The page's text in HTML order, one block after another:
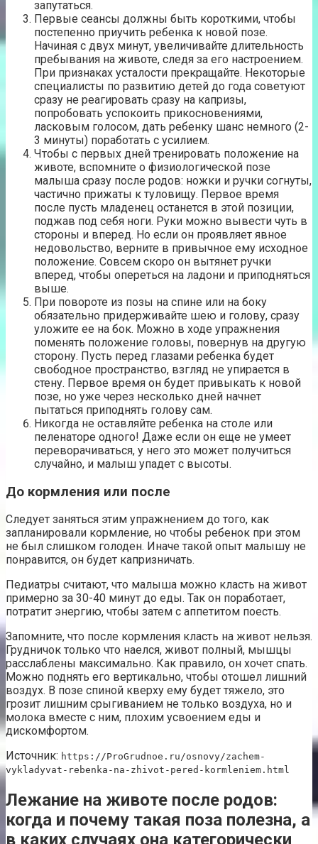
запутаться.
Первые сеансы должны быть короткими, чтобы
постепенно приучить ребенка к новой позе.
Начиная с двух минут, увеличивайте длительность
пребывания на животе, следя за его настроением.
При признаках усталости прекращайте. Некоторые
специалисты по развитию детей до года советуют
сразу не реагировать сразу на капризы,
попробовать успокоить прикосновениями,
ласковым голосом, дать ребенку шанс немного (2-
3 минуты) поработать с усилием.
Чтобы с первых дней тренировать положение на
животе, вспомните о физиологической позе
малыша сразу после родов: ножки и ручки согнуты,
частично прижаты к туловищу. Первое время
после пусть младенец останется в этой позиции,
поджав под себя ноги. Руки можно вывести чуть в
стороны и вперед. Но если он проявляет явное
недовольство, верните в привычное ему исходное
положение. Совсем скоро он вытянет ручки
вперед, чтобы опереться на ладони и приподняться
выше.
При повороте из позы на спине или на боку
обязательно придерживайте шею и голову, сразу
уложите ее на бок. Можно в ходе упражнения
поменять положение головы, повернув на другую
сторону. Пусть перед глазами ребенка будет
свободное пространство, взгляд не упирается в
стену. Первое время он будет привыкать к новой
позе, но уже через несколько дней начнет
пытаться приподнять голову сам.
Никогда не оставляйте ребенка на столе или
пеленаторе одного! Даже если он еще не умеет
переворачиваться, у него это может получиться
случайно, и малыш упадет с высоты.
До кормления или после
Следует заняться этим упражнением до того, как
запланировали кормление, но чтобы ребенок при этом
не был слишком голоден. Иначе такой опыт малышу не
понравится, он будет капризничать.
Педиатры считают, что малыша можно класть на живот
примерно за 30-40 минут до еды. Так он поработает,
потратит энергию, чтобы затем с аппетитом поесть.
Запомните, что после кормления класть на живот нельзя.
Грудничок только что наелся, живот полный, мышцы
расслаблены максимально. Как правило, он хочет спать.
Можно поднять его вертикально, чтобы отошел лишний
воздух. В позе спиной кверху ему будет тяжело, это
грозит лишним срыгиванием не только воздуха, но и
молока вместе с ним, плохим усвоением еды и
дискомфортом.
Источник: https://ProGrudnoe.ru/osnovy/zachem-
vykladyvat-rebenka-na-zhivot-pered-kormleniem.html
Лежание на животе после родов:
когда и почему такая поза полезна, а
в каких случаях она категорически